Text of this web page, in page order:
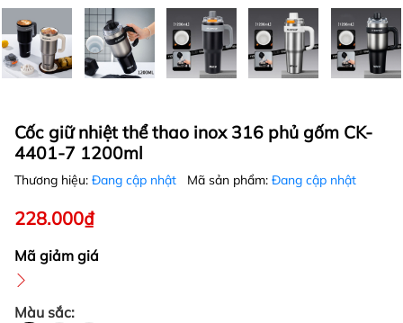
Cốc giữ nhiệt thể thao inox 316 phủ gốm CK-
4401-7 1200ml
Thương hiệu: Đang cập nhật Mã sản phẩm: Đang cập nhật
228.000₫
Mã giảm giá
Màu sắc: